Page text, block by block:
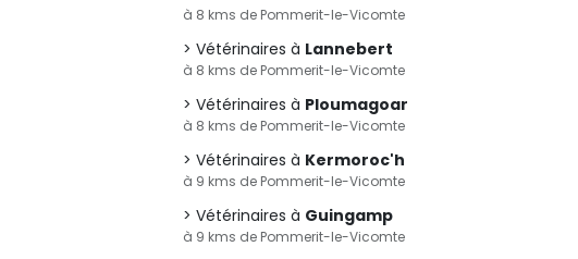
à 8 kms de Pommerit-le-Vicomte
Vétérinaires à Lannebert
à 8 kms de Pommerit-le-Vicomte
Vétérinaires à Ploumagoar
à 8 kms de Pommerit-le-Vicomte
Vétérinaires à Kermoroc'h
à 9 kms de Pommerit-le-Vicomte
Vétérinaires à Guingamp
à 9 kms de Pommerit-le-Vicomte